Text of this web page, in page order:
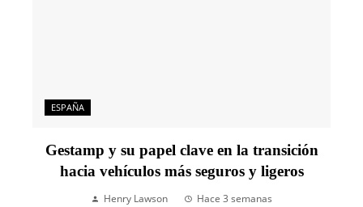
ESPAÑA
Gestamp y su papel clave en la transición
hacia vehículos más seguros y ligeros
Henry Lawson Hace 3 semanas